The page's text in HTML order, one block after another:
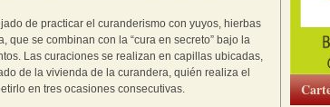
de practicar el curanderismo con yuyos, hierbas
que se combinan con la “cura en secreto” bajo la
Las curaciones se realizan en capillas ubicadas,
de la vivienda de la curandera, quién realiza el
en tres ocasiones consecutivas.